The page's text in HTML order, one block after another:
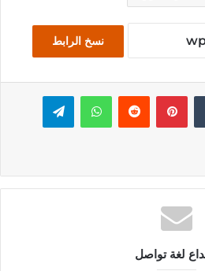
نسخ الرابط
بينتيريست واتسابتيلقرام
لغة تواصل